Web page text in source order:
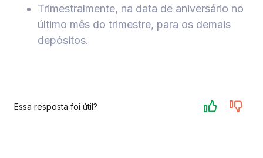
Trimestralmente, na data de aniversário no
último mês do trimestre, para os demais
depósitos.
Essa resposta foi útil?